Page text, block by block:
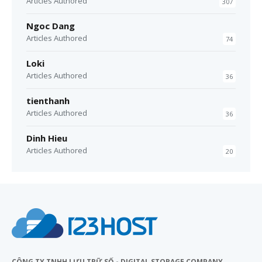
Ngoc Dang
Articles Authored 74
Loki
Articles Authored 36
tienthanh
Articles Authored 36
Dinh Hieu
Articles Authored 20